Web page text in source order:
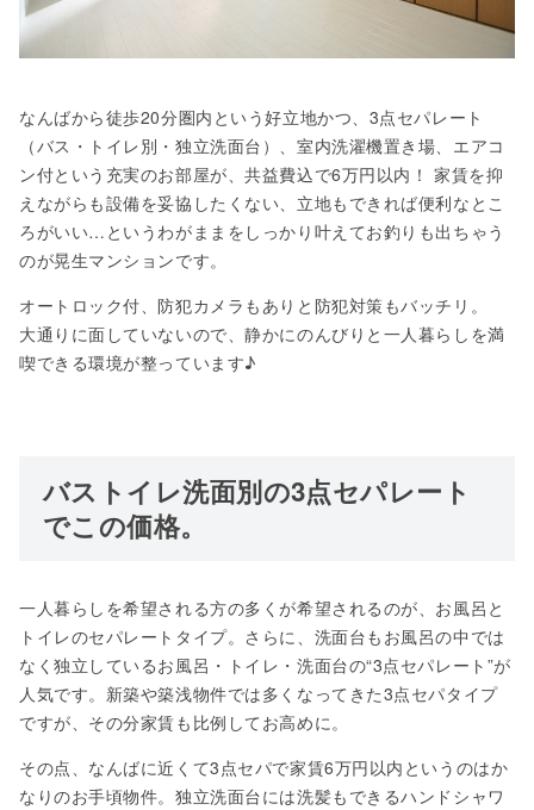
なんばから徒歩20分圏内という好立地かつ、3点セパレート
（バス・トイレ別・独立洗面台）、室内洗濯機置き場、エアコ
ン付という充実のお部屋が、共益費込で6万円以内！ 家賃を抑
えながらも設備を妥協したくない、立地もできれば便利なとこ
ろがいい…というわがままをしっかり叶えてお釣りも出ちゃう
のが晃生マンションです。
オートロック付、防犯カメラもありと防犯対策もバッチリ。
大通りに面していないので、静かにのんびりと一人暮らしを満
喫できる環境が整っています♪
バストイレ洗面別の3点セパレート
でこの価格。
一人暮らしを希望される方の多くが希望されるのが、お風呂と
トイレのセパレートタイプ。さらに、洗面台もお風呂の中では
なく独立しているお風呂・トイレ・洗面台の“3点セパレート”が
人気です。新築や築浅物件では多くなってきた3点セパタイプ
ですが、その分家賃も比例してお高めに。
その点、なんばに近くて3点セパで家賃6万円以内というのはか
なりのお手頃物件。独立洗面台には洗髪もできるハンドシャワ